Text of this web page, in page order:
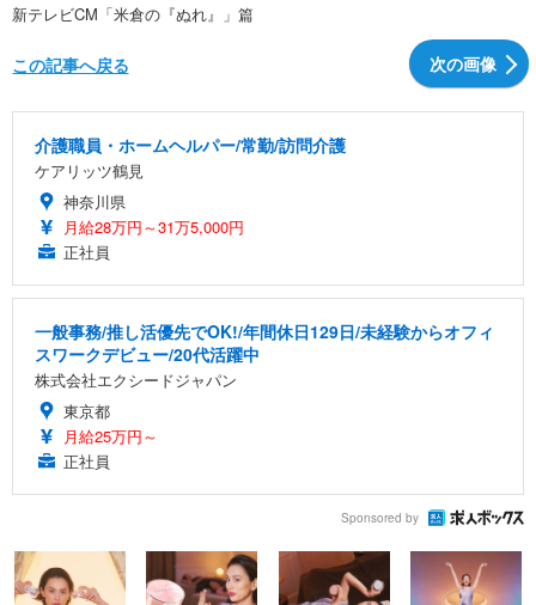
新テレビCM「米倉の『ぬれ』」篇
次の画像
この記事へ戻る
介護職員・ホームヘルパー/常勤/訪問介護
ケアリッツ鶴見
神奈川県
月給28万円～31万5,000円
正社員
一般事務/推し活優先でOK!/年間休日129日/未経験からオフィ
スワークデビュー/20代活躍中
株式会社エクシードジャパン
東京都
月給25万円～
正社員
Sponsored by